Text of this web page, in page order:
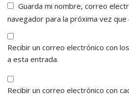
Guarda mi nombre, correo
navegador para la próxima vez que
Recibir un correo electrónico con
a esta entrada.
Recibir un correo electrónico con